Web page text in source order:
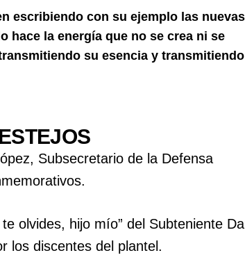
escribiendo con su ejemplo las nuevas
hace la energía que no se crea ni se
su esencia y transmitiendo
Subsecretario de la Defensa
olvides, hijo mío” del Subteniente
los discentes del plantel.